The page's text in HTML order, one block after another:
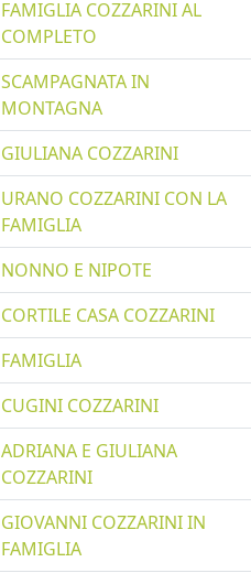
FAMIGLIA COZZARINI AL
COMPLETO
SCAMPAGNATA IN
MONTAGNA
GIULIANA COZZARINI
URANO COZZARINI CON LA
FAMIGLIA
NONNO E NIPOTE
CORTILE CASA COZZARINI
FAMIGLIA
CUGINI COZZARINI
ADRIANA E GIULIANA
COZZARINI
GIOVANNI COZZARINI IN
FAMIGLIA